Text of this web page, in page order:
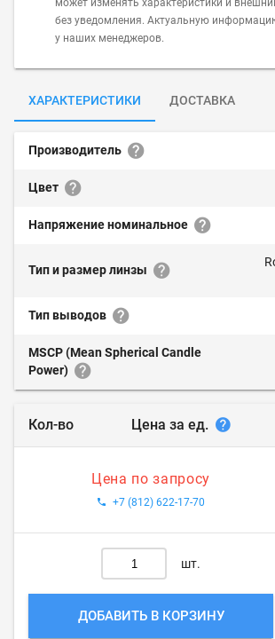
может изменять характеристики и
без уведомления. Актуальную
у наших менеджеров.
ХАРАКТЕРИСТИКИ ДОСТАВКА
Производитель
Цвет
Напряжение номинальное
Тип и размер линзы
Тип выводов
MSCP (Mean Spherical Candle
Power)
Кол-во Цена за ед.
Цена по запросу
+7 (812) 622-17-70
шт.
ДОБАВИТЬ В КОРЗИНУ